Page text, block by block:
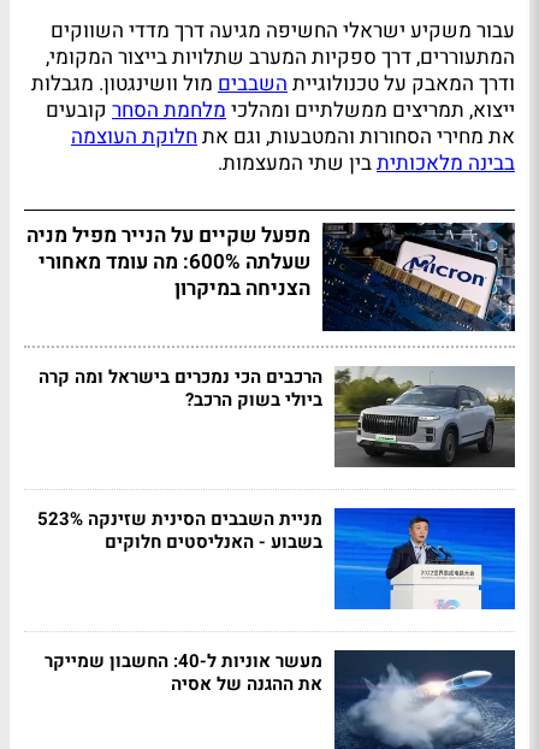
עבור משקיע ישראלי החשיפה מגיעה דרך מדדי השווקים
המתעוררים, דרך ספקיות המערב שתלויות בייצור המקומי,
ודרך המאבק על טכנולוגייתהשבבים מול וושינגטון. מגבלות
ייצוא, תמריצים ממשלתיים ומהלכימלחמת הסחר קובעים
את מחירי הסחורות והמטבעות, וגם אתחלוקת העוצמה
בבינה מלאכותיתבין שתי המעצמות.
מפעל שקיים על הנייר מפיל מניה
שעלתה 600%: מה עומד מאחורי
הצניחה במיקרון
הרכבים הכי נמכרים בישראל ומה קרה
ביולי בשוק הרכב?
מניית השבבים הסינית שזינקה 523%
בשבוע - האנליסטים חלוקים
מעשר אוניות ל-40: החשבון שמייקר
את ההגנה של אסיה